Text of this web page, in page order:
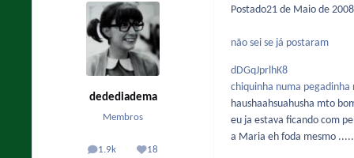
dedediadema
Membros
1.9k
posts 18
Reputação
Postado21 de Maio de 2008
não sei se já postaram
dDGqJprlhK8
chiquinha numa pegadinha
haushaahsuahusha mto
eu ja estava ficando com
a Maria eh foda mesmo